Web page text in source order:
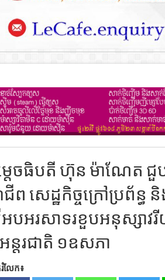
ម្ដេចធិបតី​ ហ៊ុន​ ម៉ាណែ
សេដ្ឋកិច្ចក្រៅប្រព័ន្ធ
អបអរសាទរខួបអនុស្សា
ន្តរជាតិ ១ឧសភា
លែក៖